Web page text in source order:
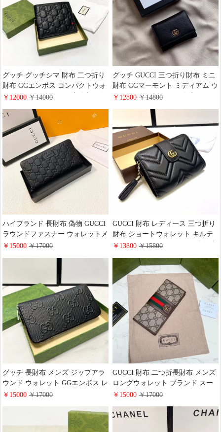
グッチ グッチシマ 財布 二つ折り
財布 GGエンボス コンパクトウォ
レット メンズ GUCCI 小銭入れ 短
￥12000￥14000
グッチ GUCCI 三つ折り財布 ミニ
財布 GGマーモント ミディアム ウ
ォレット コンパクト ダブルG レ
￥12800￥14800
ハイブランド 長財布 偽物 GUCCI
ラウンドファスナー ウォレットメ
ンズ レディース ユニセックスお
ルウォレット レザー 黒
￥15000￥17000
GUCCI 財布 レディース 三つ折り
財布 ショートウォレット キルテ
ィング レザー グッチ ミニ財布 大
￥13800￥15800
グッチ 長財布 メンズ ジップアラ
ウンド ウォレット GGエンボス レ
ザー 黒 ブラック GUCCI ラウンド
￥15000￥17000
GUCCI 財布 二つ折長財布 メンズ
ロングウォレット ブランド スー
パーコピー グッチ オフィディア
ゼント
￥15000￥17000